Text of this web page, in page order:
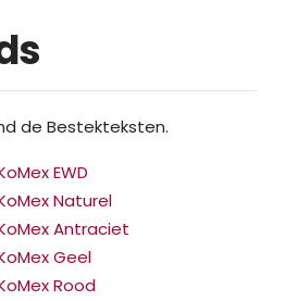
de Bestekteksten.
EWD
Naturel
Antraciet
Geel
Rood